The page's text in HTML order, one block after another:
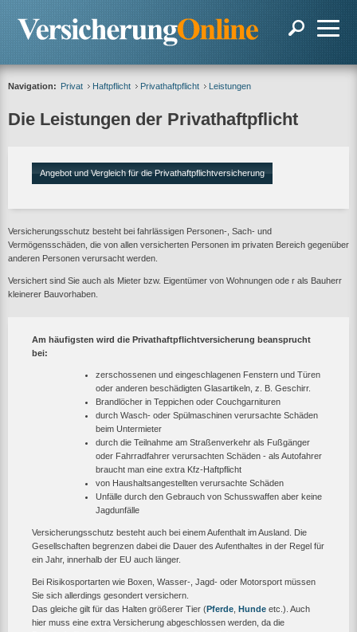
Navigation: Privat Haftpflicht Privathaftpflicht Leistungen
Die Leistungen der Privathaftpflicht
Angebot und Vergleich für die Privathaftpflichtversicherung
Versicherungsschutz besteht bei fahrlässigen Personen-, Sach- und
Vermögensschäden, die von allen versicherten Personen im privaten Bereich gegenüber
anderen Personen verursacht werden.
Versichert sind Sie auch als Mieter bzw. Eigentümer von Wohnungen ode r als Bauherr
kleinerer Bauvorhaben.
Am häufigsten wird die Privathaftpflichtversicherung beansprucht
bei:
zerschossenen und eingeschlagenen Fenstern und Türen
oder anderen beschädigten Glasartikeln, z. B. Geschirr.
Brandlöcher in Teppichen oder Couchgarnituren
durch Wasch- oder Spülmaschinen verursachte Schäden
beim Untermieter
durch die Teilnahme am Straßenverkehr als Fußgänger
oder Fahrradfahrer verursachten Schäden - als Autofahrer
braucht man eine extra Kfz-Haftpflicht
von Haushaltsangestellten verursachte Schäden
Unfälle durch den Gebrauch von Schusswaffen aber keine
Jagdunfälle
Versicherungsschutz besteht auch bei einem Aufenthalt im Ausland. Die
Gesellschaften begrenzen dabei die Dauer des Aufenthaltes in der Regel für
ein Jahr, innerhalb der EU auch länger.
Bei Risikosportarten wie Boxen, Wasser-, Jagd- oder Motorsport müssen
Sie sich allerdings gesondert versichern.
Das gleiche gilt für das Halten größerer Tier (Pferde Hunde etc.). Auch
hier muss eine extra Versicherung abgeschlossen werden, da die